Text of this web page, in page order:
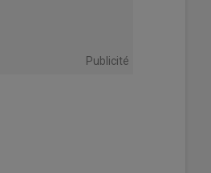
Publicité